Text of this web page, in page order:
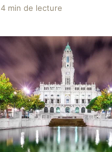
4 min de lecture